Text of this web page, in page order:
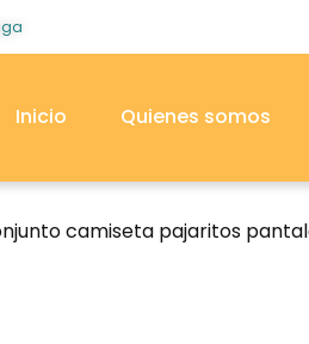
Inicio Quienes somos
camiseta pajaritos